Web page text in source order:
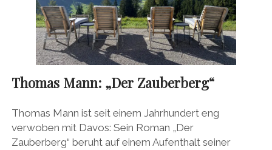
Thomas Mann: „Der Zauberberg“
Thomas Mann ist seit einem Jahrhundert eng
verwoben mit Davos: Sein Roman „Der
Zauberberg“ beruht auf einem Aufenthalt seiner